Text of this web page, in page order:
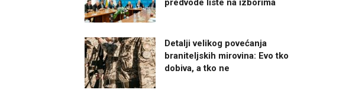
predvode liste na izborima
Detalji velikog povećanja
braniteljskih mirovina: Evo tko
dobiva, a tko ne